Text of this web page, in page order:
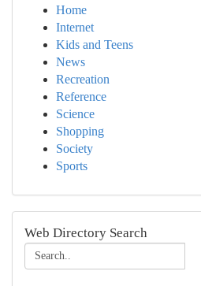
Home
Internet
Kids and Teens
News
Recreation
Reference
Science
Shopping
Society
Sports
Web Directory Search